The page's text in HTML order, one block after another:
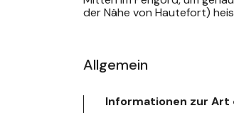
der Nähe von Hautefort)
Allgemein
Informationen zur Art